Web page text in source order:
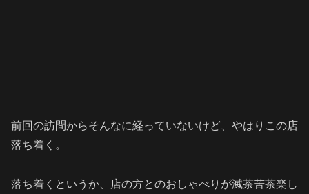
前回の訪問からそんなに経っていないけど、やはりこの店
落ち着く。
落ち着くというか、店の方とのおしゃべりが滅茶苦茶楽し